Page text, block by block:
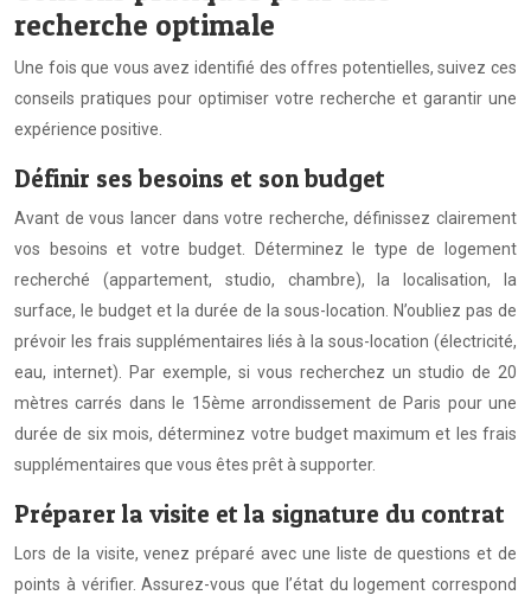
recherche optimale
Une fois que vous avez identifié des offres potentielles, suivez ces
conseils pratiques pour optimiser votre recherche et garantir une
expérience positive.
Définir ses besoins et son budget
Avant de vous lancer dans votre recherche, définissez clairement
vos besoins et votre budget. Déterminez le type de logement
recherché (appartement, studio, chambre), la localisation, la
surface, le budget et la durée de la sous-location. N’oubliez pas de
prévoir les frais supplémentaires liés à la sous-location (électricité,
eau, internet). Par exemple, si vous recherchez un studio de 20
mètres carrés dans le 15ème arrondissement de Paris pour une
durée de six mois, déterminez votre budget maximum et les frais
supplémentaires que vous êtes prêt à supporter.
Préparer la visite et la signature du contrat
Lors de la visite, venez préparé avec une liste de questions et de
points à vérifier. Assurez-vous que l’état du logement correspond